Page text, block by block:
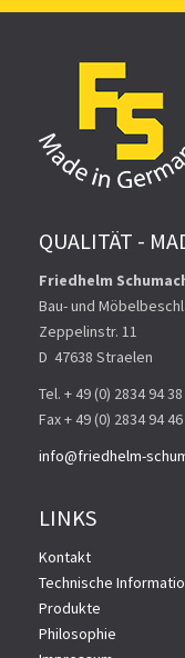
QUALITÄT -
Friedhelm
Bau- und
Zeppelinstr. 11
D ­ 47638 Straelen
Tel. + 49 (0) 2834 94
Fax + 49 (0) 2834 94
info@friedhelm-
LINKS
Kontakt
Technische
Produkte
Philosophie